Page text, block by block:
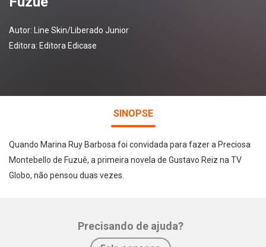
Autor:
Line Skin/Liberado Junior
Editora: Editora Edicase
SINOPSE
Quando Marina Ruy Barbosa foi convidada para fazer a Preciosa
Montebello de Fuzuê, a primeira novela de Gustavo Reiz na TV
Globo, não pensou duas vezes.
Precisando de ajuda?
Twitter